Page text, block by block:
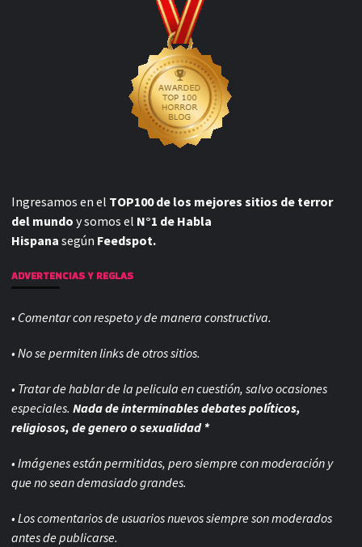
Ingresamos en el TOP100 de los mejores sitios de terror
del mundo y somos el N°1 de Habla
Hispana según Feedspot.
ADVERTENCIAS Y REGLAS
• Comentar con respeto y de manera constructiva.
• No se permiten links de otros sitios.
• Tratar de hablar de la pelicula en cuestión, salvo ocasiones
especiales. Nada de interminables debates políticos,
religiosos, de genero o sexualidad *
• Imágenes están permitidas, pero siempre conmoderación y
que no sean demasiado grandes.
• Los comentarios de usuarios nuevos siempre son moderados
antes de publicarse.